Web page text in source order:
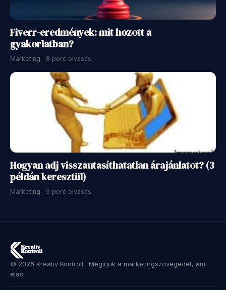
Fiverr-eredmények: mit hozott a
gyakorlatban?
Marketing · 8 perc olvasás
Hogyan adj visszautasíthatatlan árajánlatot? (3
példán keresztül)
Marketing · 9 perc olvasás
© 2026 Kreatív Kontroll · Megírjuk a marketingszövegedet, ami
elad